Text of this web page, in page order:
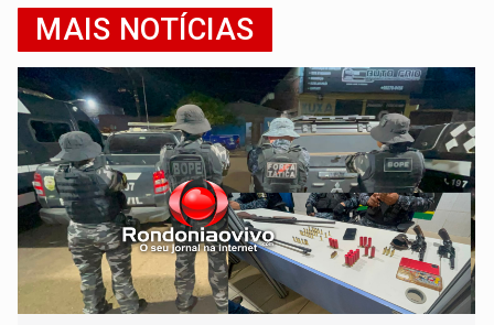
MAIS NOTÍCIAS